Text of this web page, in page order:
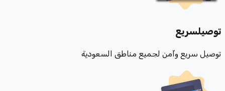
توصيلسريع
توصيل سريع وآمن لجميع مناطق السعودية